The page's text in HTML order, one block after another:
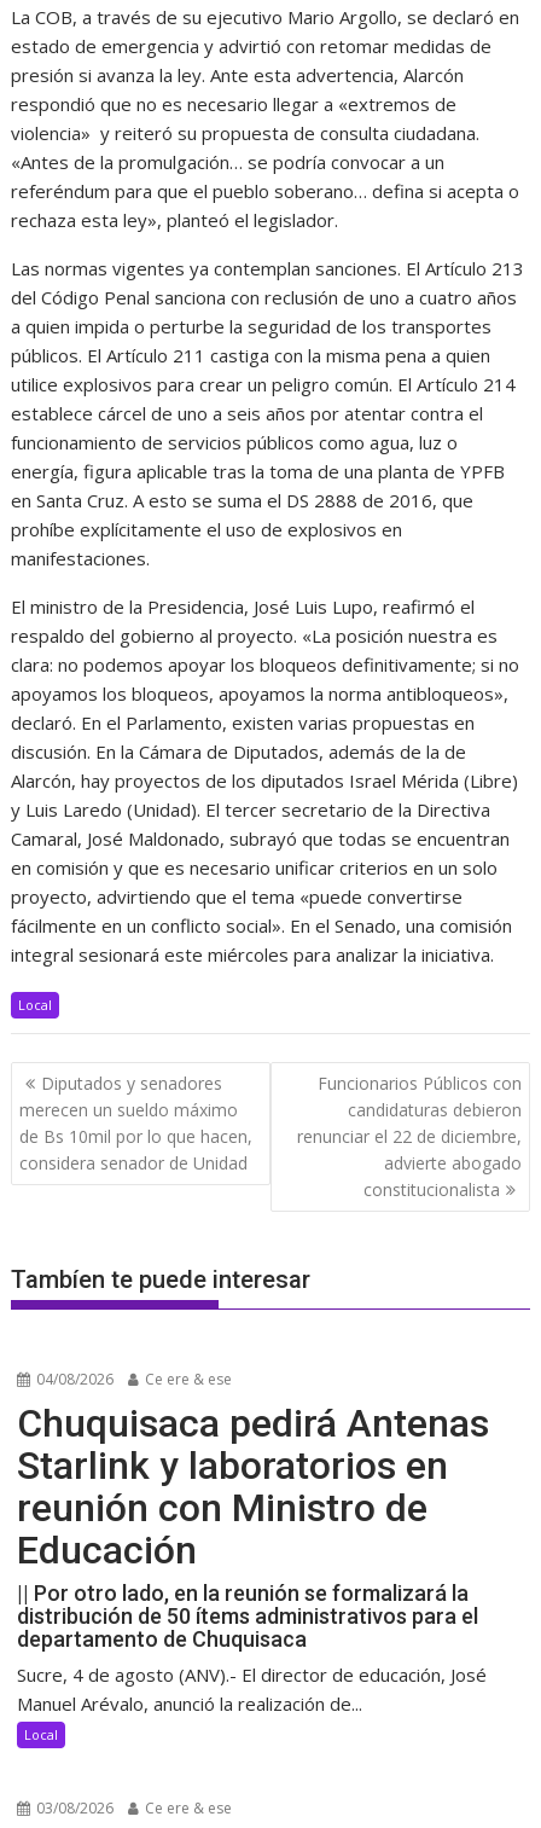
La COB, a través de su ejecutivo Mario Argollo, se declaró en
estado de emergencia y advirtió con retomar medidas de
presión si avanza la ley. Ante esta advertencia, Alarcón
respondió que no es necesario llegar a «extremos de
violencia» y reiteró su propuesta de consulta ciudadana.
«Antes de la promulgación… se podría convocar a un
referéndum para que el pueblo soberano… defina si acepta o
rechaza esta ley», planteó el legislador.
Las normas vigentes ya contemplan sanciones. El Artículo 213
del Código Penal sanciona con reclusión de uno a cuatro años
a quien impida o perturbe la seguridad de los transportes
públicos. El Artículo 211 castiga con la misma pena a quien
utilice explosivos para crear un peligro común. El Artículo 214
establece cárcel de uno a seis años por atentar contra el
funcionamiento de servicios públicos como agua, luz o
energía, figura aplicable tras la toma de una planta de YPFB
en Santa Cruz. A esto se suma el DS 2888 de 2016, que
prohíbe explícitamente el uso de explosivos en
manifestaciones.
El ministro de la Presidencia, José Luis Lupo, reafirmó el
respaldo del gobierno al proyecto. «La posición nuestra es
clara: no podemos apoyar los bloqueos definitivamente; si no
apoyamos los bloqueos, apoyamos la norma antibloqueos»,
declaró. En el Parlamento, existen varias propuestas en
discusión. En la Cámara de Diputados, además de la de
Alarcón, hay proyectos de los diputados Israel Mérida (Libre)
y Luis Laredo (Unidad). El tercer secretario de la Directiva
Camaral, José Maldonado, subrayó que todas se encuentran
en comisión y que es necesario unificar criterios en un solo
proyecto, advirtiendo que el tema «puede convertirse
fácilmente en un conflicto social». En el Senado, una comisión
integral sesionará este miércoles para analizar la iniciativa.
Local
Navegación
de
entradas
Diputados y senadores
merecen un sueldo máximo
de Bs 10mil por lo que hacen,
considera senador de Unidad
Funcionarios Públicos con
candidaturas debieron
renunciar el 22 de diciembre,
advierte abogado
constitucionalista
Tambíen te puede interesar
04/08/2026 Ce ere & ese
Chuquisaca pedirá Antenas
Starlink y laboratorios en
reunión con Ministro de
Educación
|| Por otro lado, en la reunión se formalizará la
distribución de 50 ítems administrativos para el
departamento de Chuquisaca
Sucre, 4 de agosto (ANV).- El director de educación, José
Manuel Arévalo, anunció la realización de...
Local
03/08/2026 Ce ere & ese